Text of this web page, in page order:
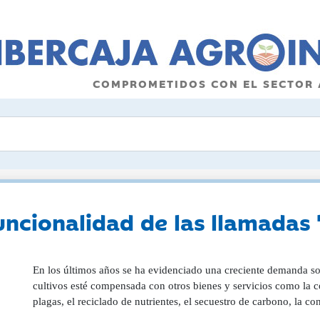
COMPROMETIDOS CON EL SECTOR
de las
En los últimos años se ha evidenciado una creciente demanda
cultivos esté compensada con otros bienes y servicios como la
plagas, el reciclado de nutrientes, el secuestro de carbono, la